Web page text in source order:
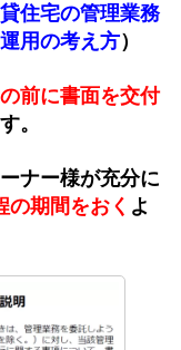
住宅の管理業務
用の考え方）
前に書面を交付
。
ナー様が充分に
の期間をおく よ